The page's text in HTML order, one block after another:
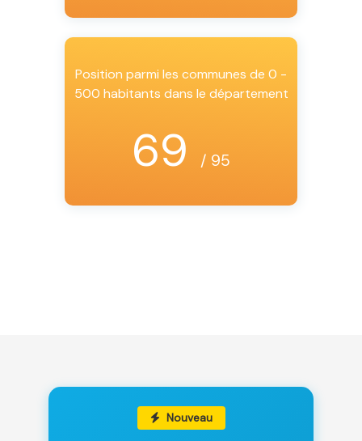
Position parmi les communes de 0 -
500 habitants dans le département
69 / 95
Nouveau